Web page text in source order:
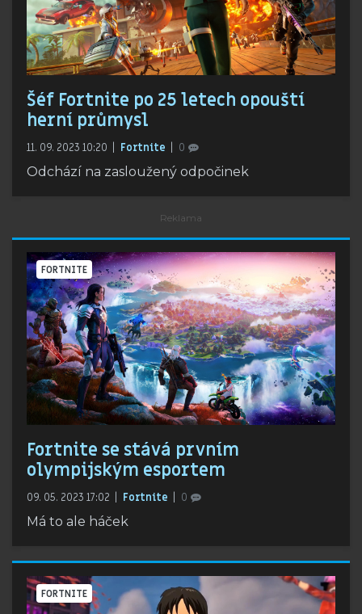
Šéf Fortnite po 25 letech opouští
herní průmysl
11. 09. 2023 10:20 Fortnite 0
Odchází na zasloužený odpočinek
FORTNITE
Fortnite se stává prvním
olympijským esportem
09. 05. 2023 17:02 Fortnite 0
Má to ale háček
FORTNITE